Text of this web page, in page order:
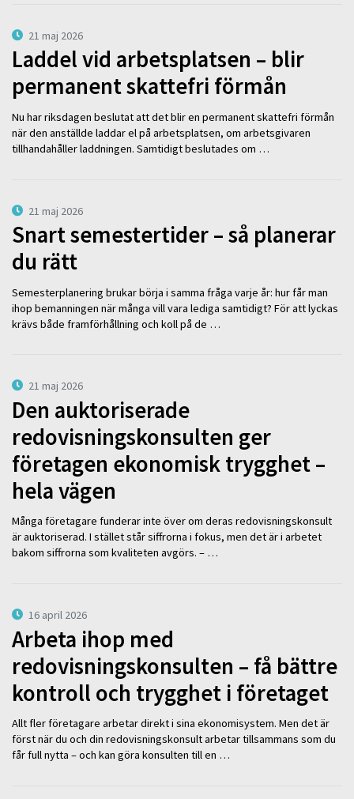
21 maj 2026
Laddel vid arbetsplatsen – blir
permanent skattefri förmån
Nu har riksdagen beslutat att det blir en permanent skattefri förmån
när den anställde laddar el på arbetsplatsen, om arbetsgivaren
tillhandahåller laddningen. Samtidigt beslutades om …
21 maj 2026
Snart semestertider – så planerar
du rätt
Semesterplanering brukar börja i samma fråga varje år: hur får man
ihop bemanningen när många vill vara lediga samtidigt? För att lyckas
krävs både framförhållning och koll på de …
21 maj 2026
Den auktoriserade
redovisningskonsulten ger
företagen ekonomisk trygghet –
hela vägen
Många företagare funderar inte över om deras redovisningskonsult
är auktoriserad. I stället står siffrorna i fokus, men det är i arbetet
bakom siffrorna som kvaliteten avgörs. – …
16 april 2026
Arbeta ihop med
redovisningskonsulten – få bättre
kontroll och trygghet i företaget
Allt fler företagare arbetar direkt i sina ekonomisystem. Men det är
först när du och din redovisningskonsult arbetar tillsammans som du
får full nytta – och kan göra konsulten till en …